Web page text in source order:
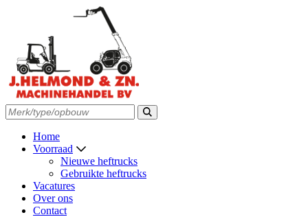
Home
Voorraad
Nieuwe heftrucks
Gebruikte heftrucks
Vacatures
Over ons
Contact